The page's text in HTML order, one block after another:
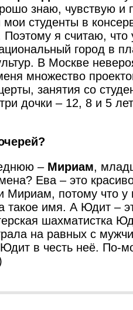
знаю, чувствую
мои студенты в
Поэтому я считаю,
город в
В Москве
множество
занятия со
дочки – 12, 8 и 5
– Мириам,
Ева – это
Мириам, потому что
такое имя. А Юдит –
шахматистка
на равных с
в честь неё. По-